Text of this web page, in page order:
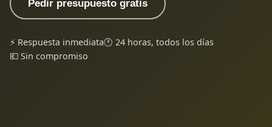
Pedir presupuesto gratis
⚡ Respuesta inmediata🕐 24 horas, todos los días
💶 Sin compromiso